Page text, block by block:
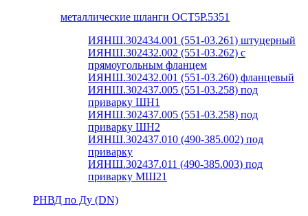
металлические шланги ОСТ5Р.5351
ИЯНШ.302434.001 (551-03.261) штуцерный
ИЯНШ.302432.002 (551-03.262) с
прямоугольным фланцем
ИЯНШ.302432.001 (551-03.260) фланцевый
ИЯНШ.302437.005 (551-03.258) под
приварку ШН1
ИЯНШ.302437.005 (551-03.258) под
приварку ШН2
ИЯНШ.302437.010 (490-385.002) под
приварку
ИЯНШ.302437.011 (490-385.003) под
приварку МШ21
РНВД по Ду (DN)